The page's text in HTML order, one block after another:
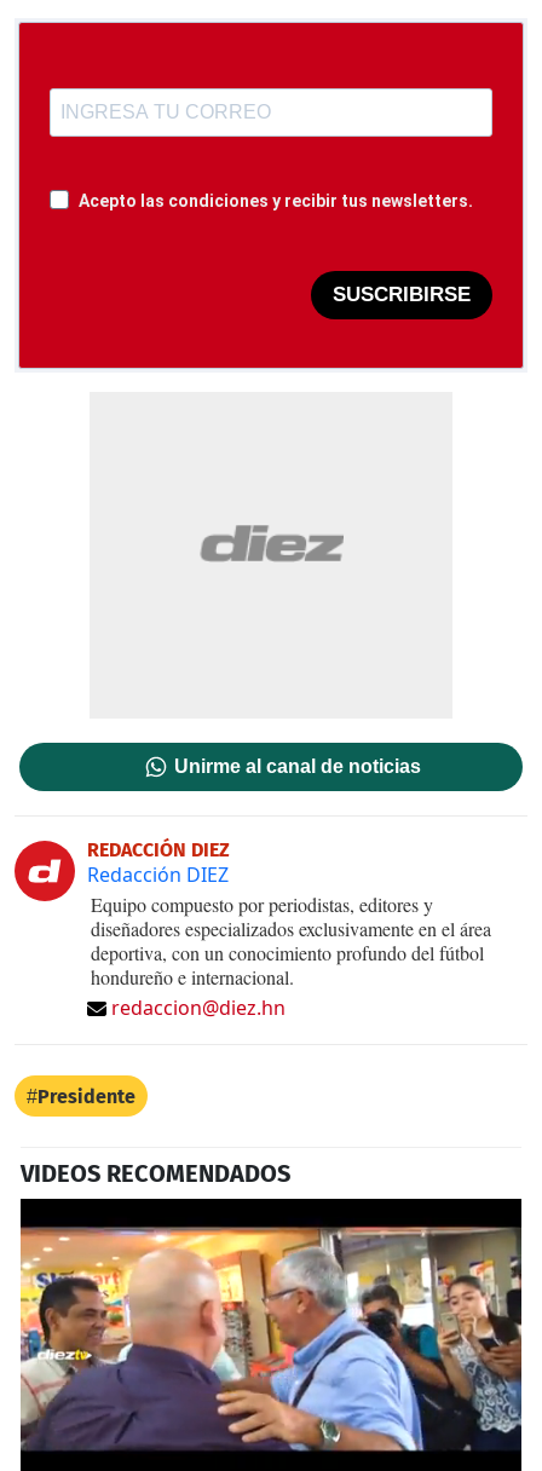
Acepto las condiciones y recibir tus newsletters.
SUSCRIBIRSE
Unirme al canal de noticias
REDACCIÓN DIEZ
Redacción DIEZ
Equipo compuesto por periodistas, editores y
diseñadores especializados exclusivamente en el área
deportiva, con un conocimiento profundo del fútbol
hondureño e internacional.
redaccion@diez.hn
Presidente
VIDEOS RECOMENDADOS